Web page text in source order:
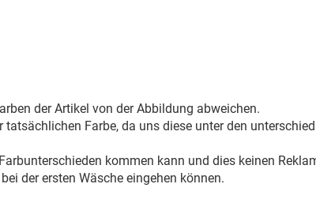
der Artikel von der Abbildung abweichen.
Farbe, da uns diese unter den
kommen kann und dies keinen
der ersten Wäsche eingehen können.